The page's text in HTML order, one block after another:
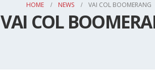
HOME NEWS VAI COL BOOMERANG
VAI COL